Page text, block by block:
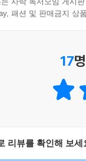
이다. 유산으로
청년들에게 기본소
본소득으로 낸 세금
서울의 원룸촌을
요?”라는 질문에
평범한 것들을
패션 및 판매금지 상
17
리뷰를 확인해 보세